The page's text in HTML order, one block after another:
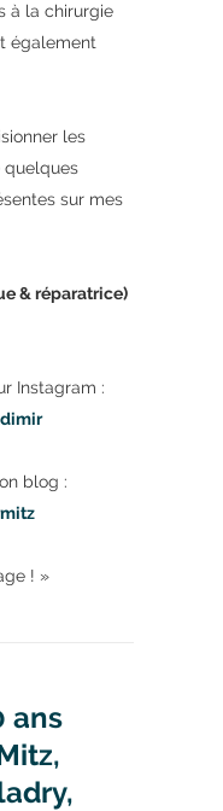
à la chirurgie
également
les
quelques
sur mes
& réparatrice)
Instagram :
blog :
! »
ans